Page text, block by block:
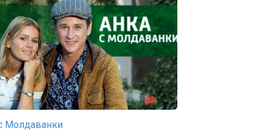
Молдаванки